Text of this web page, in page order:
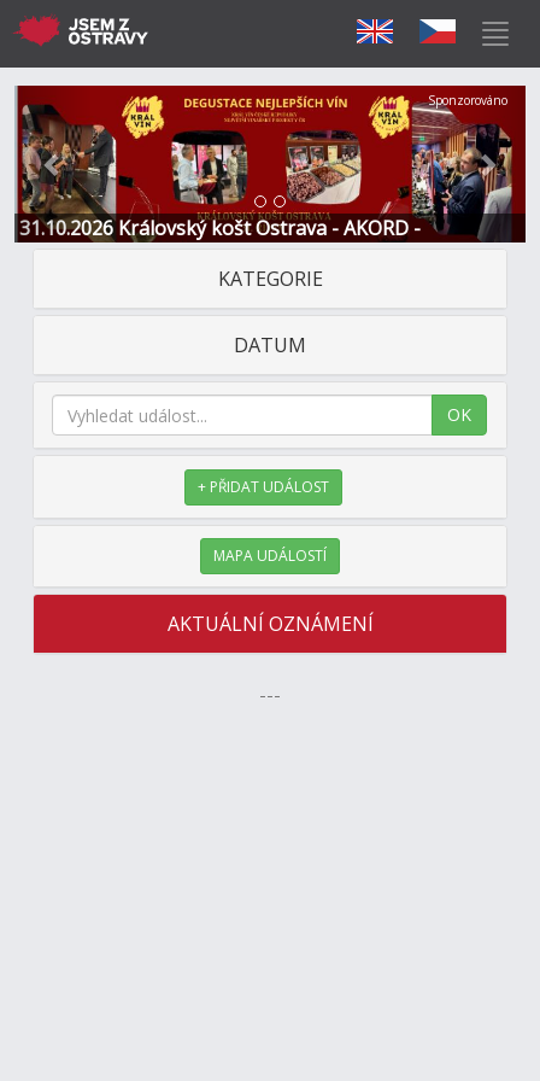
31.10.2026 Královský košt Ostrava - AKORD -
Restaurace a Hotel
Předchozí Další
Sponzorováno
KATEGORIE
DATUM
OK
+ PŘIDAT UDÁLOST
MAPA UDÁLOSTÍ
AKTUÁLNÍ OZNÁMENÍ
---